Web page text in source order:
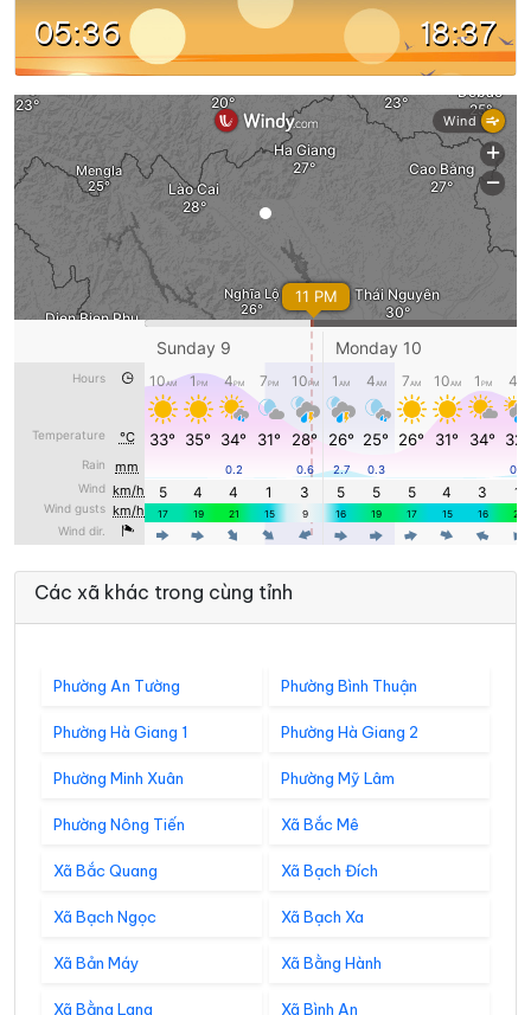
05:36 18:37
Các xã khác trong cùng tỉnh
Phường An Tường Phường Bình Thuận
Phường Hà Giang 1 Phường Hà Giang 2
Phường Minh Xuân Phường Mỹ Lâm
Phường Nông Tiến Xã Bắc Mê
Xã Bắc Quang Xã Bạch Đích
Xã Bạch Ngọc Xã Bạch Xa
Xã Bản Máy Xã Bằng Hành
Xã Bằng Lang Xã Bình An